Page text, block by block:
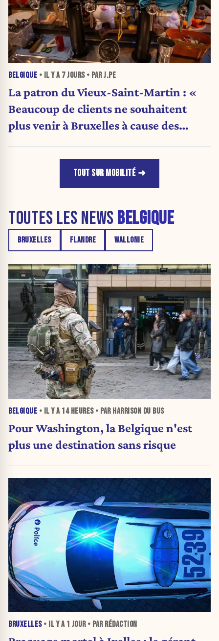
BELGIQUE • IL Y A 7 JOURS• PAR J.PE
La patron du Vieux-Saint-Martin : «
Beaucoup de clients ne souhaitent
plus venir à Bruxelles à cause des
propreté. »
TOUT SUR MOBILITÉ
TOUTES LES NEWS BELGIQUE
BRUXELLES FLANDRE WALLONIE
BELGIQUE • IL Y A 14 HEURES• PAR HARRISON DU BUS
Pour Washington, la Belgique n'est
plus une destination sans risque
BRUXELLES• IL Y A 1 JOUR• PAR RÉDACTION